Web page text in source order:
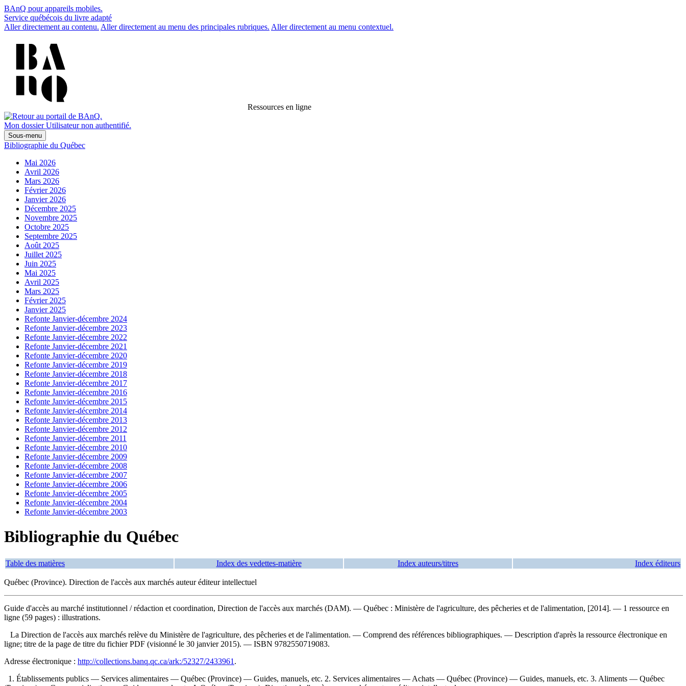
BAnQ pour appareils mobiles.
Service québécois du livre adapté
Aller directement au contenu. Aller directement au menu des principales rubriques. Aller directement au menu contextuel.
Ressources en ligne
Mon dossier Utilisateur non authentifié.
Sous-menu
Bibliographie du Québec
Mai 2026
Avril 2026
Mars 2026
Février 2026
Janvier 2026
Décembre 2025
Novembre 2025
Octobre 2025
Septembre 2025
Août 2025
Juillet 2025
Juin 2025
Mai 2025
Avril 2025
Mars 2025
Février 2025
Janvier 2025
Refonte Janvier-décembre 2024
Refonte Janvier-décembre 2023
Refonte Janvier-décembre 2022
Refonte Janvier-décembre 2021
Refonte Janvier-décembre 2020
Refonte Janvier-décembre 2019
Refonte Janvier-décembre 2018
Refonte Janvier-décembre 2017
Refonte Janvier-décembre 2016
Refonte Janvier-décembre 2015
Refonte Janvier-décembre 2014
Refonte Janvier-décembre 2013
Refonte Janvier-décembre 2012
Refonte Janvier-décembre 2011
Refonte Janvier-décembre 2010
Refonte Janvier-décembre 2009
Refonte Janvier-décembre 2008
Refonte Janvier-décembre 2007
Refonte Janvier-décembre 2006
Refonte Janvier-décembre 2005
Refonte Janvier-décembre 2004
Refonte Janvier-décembre 2003
Bibliographie du Québec
Table des matières Index des vedettes-matière Index auteurs/titres Index éditeurs
Québec (Province). Direction de l'accès aux marchés auteur éditeur intellectuel
Guide d'accès au marché institutionnel / rédaction et coordination, Direction de l'accès aux marchés (DAM). — Québec : Ministère de l'agriculture, des pêcheries et de l'alimentation, [2014]. — 1 ressource en
ligne (59 pages) : illustrations.
La Direction de l'accès aux marchés relève du Ministère de l'agriculture, des pêcheries et de l'alimentation. — Comprend des références bibliographiques. — Description d'après la ressource électronique en
ligne; titre de la page de titre du fichier PDF (visionné le 30 janvier 2015). — ISBN 9782550719083.
Adresse électronique : http://collections.banq.qc.ca/ark:/52327/2433961 .
1. Établissements publics — Services alimentaires — Québec (Province) — Guides, manuels, etc. 2. Services alimentaires — Achats — Québec (Province) — Guides, manuels, etc. 3. Aliments — Québec